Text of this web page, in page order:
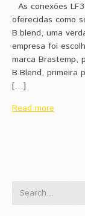
As conexões
oferecidas como
B.blend, uma
empresa foi
marca Brastemp,
B.Blend, primeira
[…]
Read more